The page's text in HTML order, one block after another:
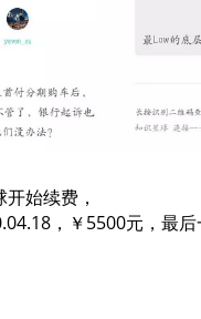
开始续费，
，￥5500元，最后